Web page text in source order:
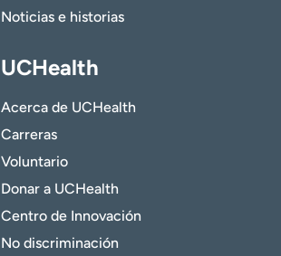
Noticias e historias
UCHealth
Acerca de UCHealth
Carreras
Voluntario
Donar a UCHealth
Centro de Innovación
No discriminación